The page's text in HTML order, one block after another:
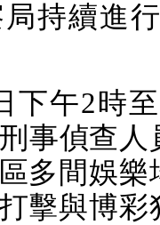
持續進
下午2時至
事偵查人
多間娛樂
擊與博彩